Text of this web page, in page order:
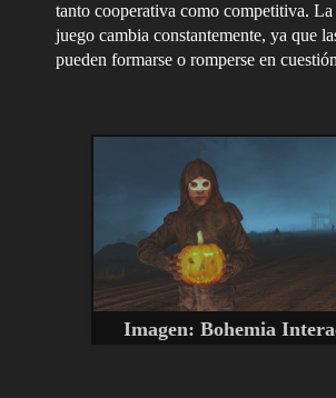
tanto cooperativa como competitiva.
juego cambia constantemente, ya que
pueden formarse o romperse en
Imagen: Bohemia